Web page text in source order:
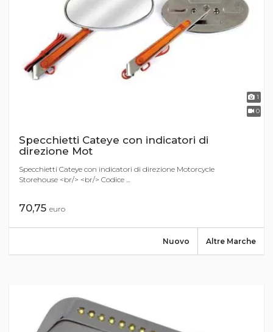
1
0
Specchietti Cateye con indicatori di
direzione Mot
Specchietti Cateye con indicatori di direzione Motorcycle
Storehouse <br/> <br/> Codice ...
70,75 euro
Altre Marche
Nuovo